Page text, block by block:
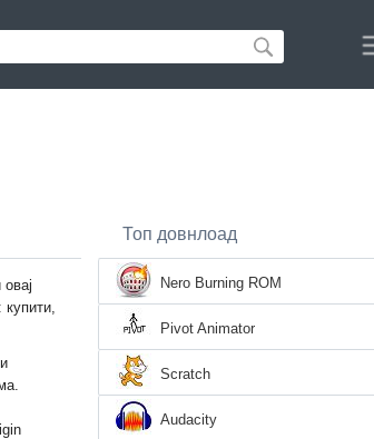
купити,
Топ довнлоад
Nero Burning ROM
Pivot Animator
Scratch
Audacity